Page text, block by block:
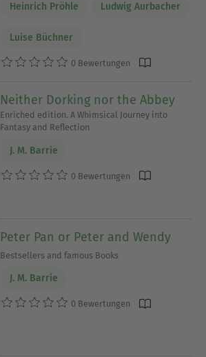
Heinrich Pröhle Ludwig Aurbacher
Luise Büchner
0 Bewertungen
Neither Dorking nor the Abbey
Enriched edition. A Whimsical Journey into
Fantasy and Reflection
J. M. Barrie
0 Bewertungen
Peter Pan or Peter and Wendy
Bestsellers and famous Books
J. M. Barrie
0 Bewertungen